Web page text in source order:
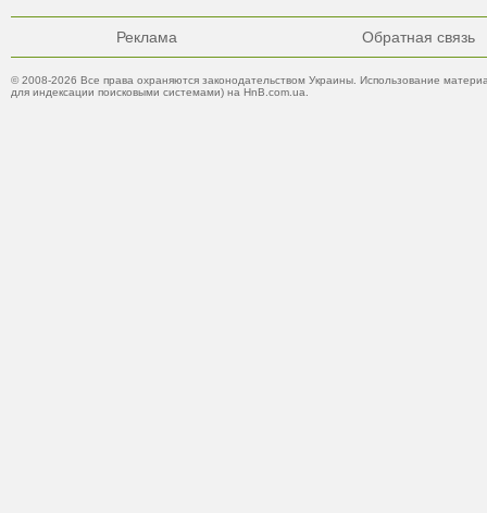
Реклама Обратная связь
© 2008-2026 Все права охраняются законодательством Украины. Использование
для индексации поисковыми системами) на HnB.com.ua.